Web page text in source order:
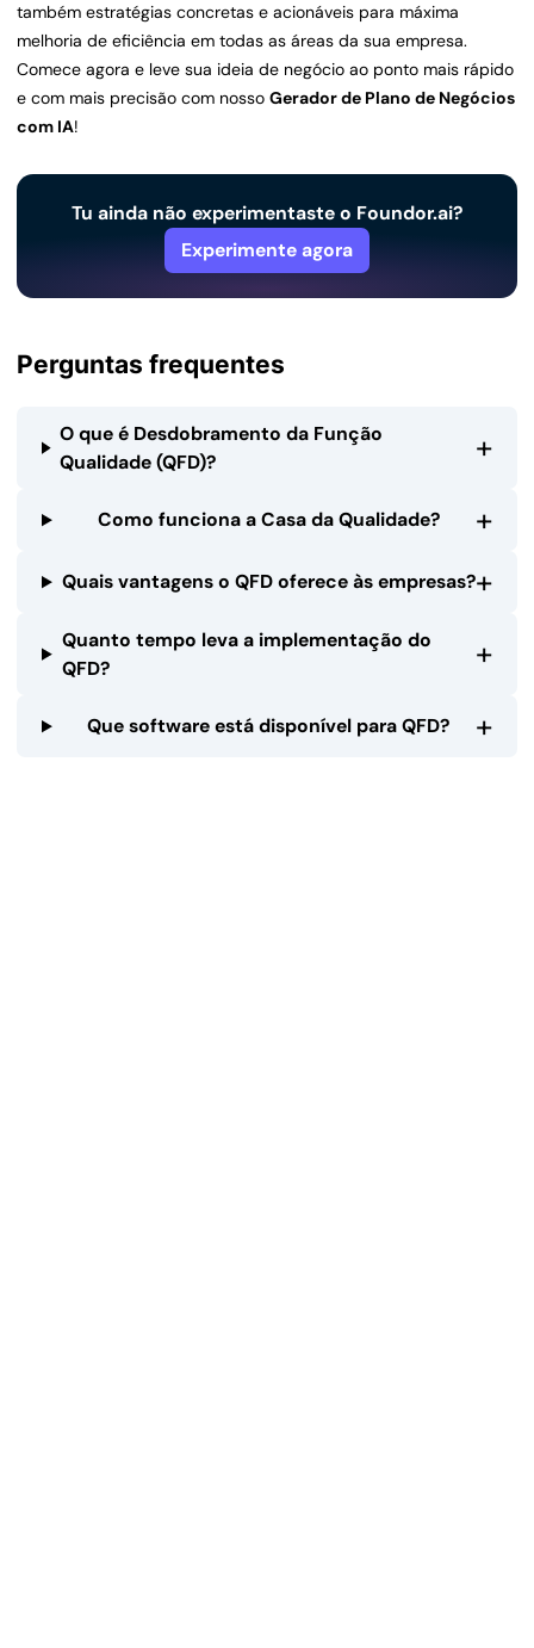
também estratégias concretas e acionáveis para máxima
melhoria de eficiência em todas as áreas da sua empresa.
Comece agora e leve sua ideia de negócio ao ponto mais rápido
e com mais precisão com nosso Gerador de Plano de Negócios
com IA!
Tu ainda não experimentaste o Foundor.ai?
Experimente agora
Perguntas frequentes
O que é Desdobramento da Função
Qualidade (QFD)?
+
Como funciona a Casa da Qualidade? +
Quais vantagens o QFD oferece às empresas?+
Quanto tempo leva a implementação do
QFD?
+
Que software está disponível para QFD? +